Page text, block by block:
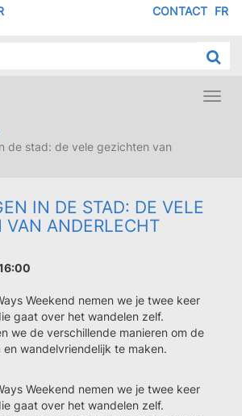
FR
CONTACT
de stad: de vele gezichten van
IN DE STAD: DE VELE
VAN ANDERLECHT
Weekend nemen we je twee keer
gaat over het wandelen zelf.
we de verschillende manieren om de
wandelvriendelijk te maken.
Weekend nemen we je twee keer
gaat over het wandelen zelf.